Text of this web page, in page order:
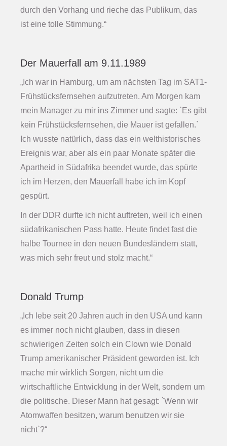
durch den Vorhang und rieche das Publikum, das
ist eine tolle Stimmung.“
Der Mauerfall am 9.11.1989
„Ich war in Hamburg, um am nächsten Tag im SAT1-
Frühstücksfernsehen aufzutreten. Am Morgen kam
mein Manager zu mir ins Zimmer und sagte: `Es gibt
kein Frühstücksfernsehen, die Mauer ist gefallen.`
Ich wusste natürlich, dass das ein welthistorisches
Ereignis war, aber als ein paar Monate später die
Apartheid in Südafrika beendet wurde, das spürte
ich im Herzen, den Mauerfall habe ich im Kopf
gespürt.
In der DDR durfte ich nicht auftreten, weil ich einen
südafrikanischen Pass hatte. Heute findet fast die
halbe Tournee in den neuen Bundesländern statt,
was mich sehr freut und stolz macht.“
Donald Trump
„Ich lebe seit 20 Jahren auch in den USA und kann
es immer noch nicht glauben, dass in diesen
schwierigen Zeiten solch ein Clown wie Donald
Trump amerikanischer Präsident geworden ist. Ich
mache mir wirklich Sorgen, nicht um die
wirtschaftliche Entwicklung in der Welt, sondern um
die politische. Dieser Mann hat gesagt: `Wenn wir
Atomwaffen besitzen, warum benutzen wir sie
nicht`?“